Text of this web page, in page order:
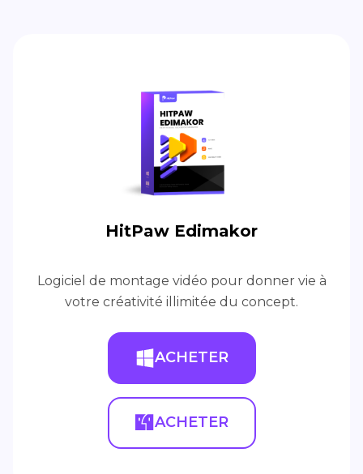
HitPaw Edimakor
Logiciel de montage vidéo pour donner vie à
votre créativité illimitée du concept.
ACHETER
ACHETER